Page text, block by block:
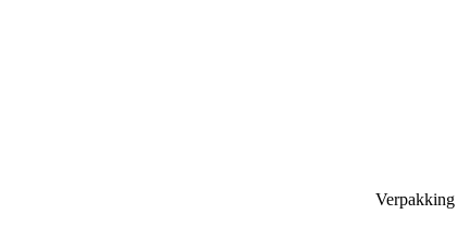
Verpakking